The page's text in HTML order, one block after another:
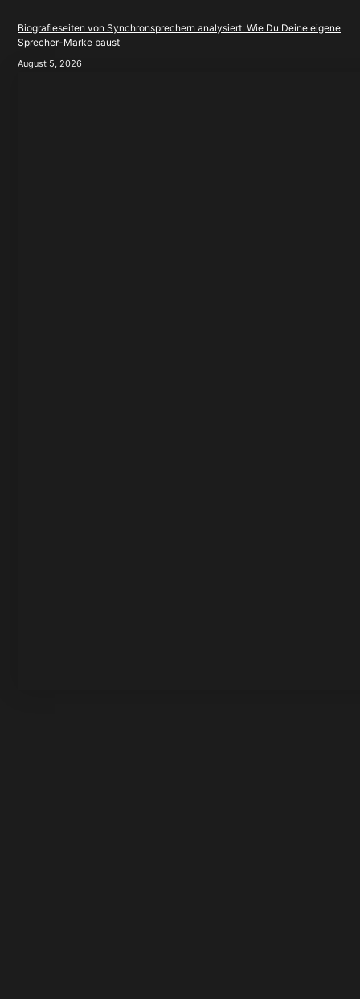
Biografieseiten von Synchronsprechern analysiert: Wie Du Deine eigene
Sprecher-Marke baust
August 5, 2026